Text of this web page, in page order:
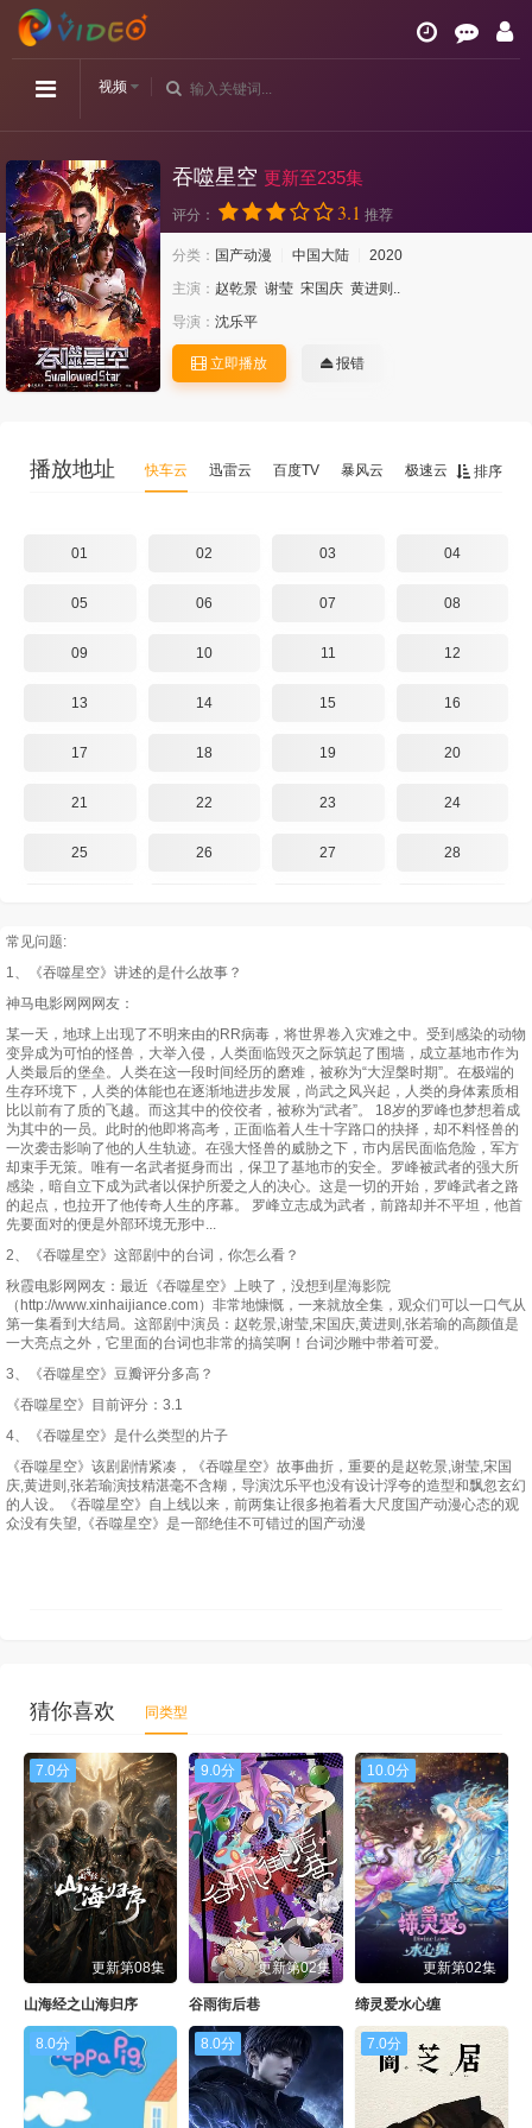
视频
吞噬星空 更新至235集
评分： 3.1 推荐
分类： 国产动漫 中国大陆
2020
主演： 赵乾景 谢莹 宋国庆 黄进则..
导演： 沈乐平
立即播放 报错
排序
播放地址 快车云 迅雷云 百度TV 暴风云 极速云 星辰云
01 02 03 04
05 06 07 08
09 10 11 12
13 14 15 16
17 18 19 20
21 22 23 24
25 26 27 28
37
41 42 43 44
45 46 47 48
49 50 51 52
53 54
常见问题:
1、《吞噬星空》讲述的是什么故事？
神马电影网网网友：
某一天，地球上出现了不明来由的RR病毒，将世界卷入灾难之中。受到感染的动物
变异成为可怕的怪兽，大举入侵，人类面临毁灭之际筑起了围墙，成立基地市作为
人类最后的堡垒。人类在这一段时间经历的磨难，被称为“大涅槃时期”。在极端的
生存环境下，人类的体能也在逐渐地进步发展，尚武之风兴起，人类的身体素质相
比以前有了质的飞越。而这其中的佼佼者，被称为“武者”。 18岁的罗峰也梦想着成
为其中的一员。此时的他即将高考，正面临着人生十字路口的抉择，却不料怪兽的
一次袭击影响了他的人生轨迹。在强大怪兽的威胁之下，市内居民面临危险，军方
却束手无策。唯有一名武者挺身而出，保卫了基地市的安全。罗峰被武者的强大所
感染，暗自立下成为武者以保护所爱之人的决心。这是一切的开始，罗峰武者之路
的起点，也拉开了他传奇人生的序幕。 罗峰立志成为武者，前路却并不平坦，他首
先要面对的便是外部环境无形中...
2、《吞噬星空》这部剧中的台词，你怎么看？
秋霞电影网网友：最近《吞噬星空》上映了，没想到星海影院
（http://www.xinhaijiance.com）非常地慷慨，一来就放全集，观众们可以一口气从
第一集看到大结局。这部剧中演员：赵乾景,谢莹,宋国庆,黄进则,张若瑜的高颜值是
一大亮点之外，它里面的台词也非常的搞笑啊！台词沙雕中带着可爱。
3、《吞噬星空》豆瓣评分多高？
《吞噬星空》目前评分：3.1
4、《吞噬星空》是什么类型的片子
《吞噬星空》该剧剧情紧凑，《吞噬星空》故事曲折，重要的是赵乾景,谢莹,宋国
庆,黄进则,张若瑜演技精湛毫不含糊，导演沈乐平也没有设计浮夸的造型和飘忽玄幻
的人设。《吞噬星空》自上线以来，前两集让很多抱着看大尺度国产动漫心态的观
众没有失望,《吞噬星空》是一部绝佳不可错过的国产动漫
猜你喜欢 同类型
7.0分
更新第08集
山海经之山海归序
9.0分
更新第02集
谷雨街后巷
10.0分
更新第02集
缔灵爱水心缠
8.0分 8.0分 7.0分